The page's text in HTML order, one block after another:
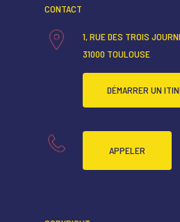
CONTACT
1, RUE DES TROIS
31000 TOULOUSE
DÉMARRER UN
APPELER